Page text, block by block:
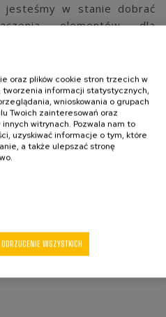
jesteśmy w stanie dobrać
elementów dla
bez obaw czerpiemy
opracowanych przez
partnerów oferujących
w zakresie robotyki,
zgrzewania,
etykietowania, cięcia
oraz plików cookie stron trzecich w
tworzenia informacji statystycznych,
wnioskowania o grupach
Twoich zainteresowań oraz
witrynach. Pozwala nam to
uzyskiwać informacje o tym, które
a także ulepszać stronę
ODRZUCENIE WSZYSTKICH